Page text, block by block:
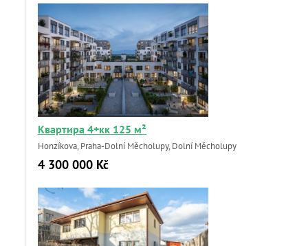
Квартира 4+кк 125 м²
Honzíkova, Praha-Dolní Měcholupy, Dolní Měcholupy
4 300 000 Kč